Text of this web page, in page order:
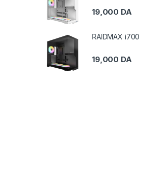
19,000 DA
RAIDMAX
19,000 DA